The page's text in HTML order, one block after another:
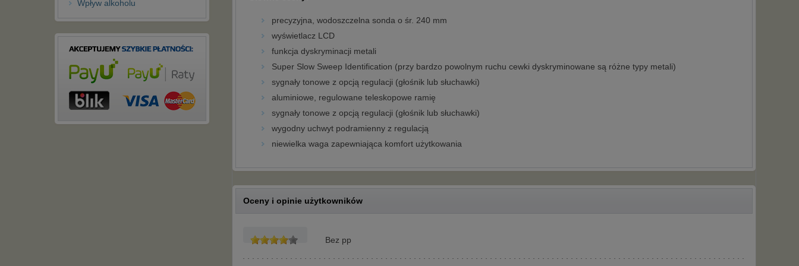
Wpływ alkoholu
precyzyjna, wodoszczelna sonda o śr. 240 mm
wyświetlacz LCD
funkcja dyskryminacji metali
Super Slow Sweep Identification (przy bardzo powolnym ruchu cewki dyskryminowane są różne typy metali)
sygnały tonowe z opcją regulacji (głośnik lub słuchawki)
aluminiowe, regulowane teleskopowe ramię
sygnały tonowe z opcją regulacji (głośnik lub słuchawki)
wygodny uchwyt podramienny z regulacją
niewielka waga zapewniająca komfort użytkowania
Oceny i opinie użytkowników
Bez pp